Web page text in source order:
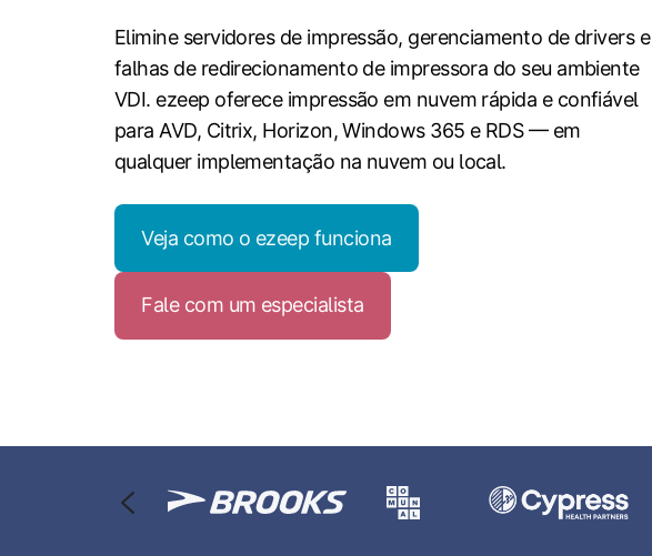
Elimine servidores de impressão, gerenciamento de drivers e
falhas de redirecionamento de impressora do seu ambiente
VDI. ezeep oferece impressão em nuvem rápida e confiável
para AVD, Citrix, Horizon, Windows 365 e RDS — em
qualquer implementação na nuvem ou local.
Veja como o ezeep funciona
Fale com um especialista